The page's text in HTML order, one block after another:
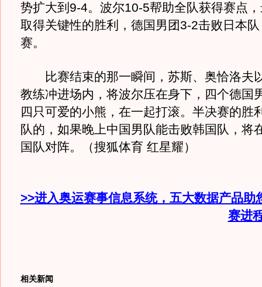
势扩大到9-4。波尔10-5帮助全队获得赛点
取得关键性的胜利，德国男团3-2击败日本
赛。
比赛结束的那一瞬间，苏斯、奥恰洛夫
教练冲进场内，将波尔压在身下，四个德国
四只可爱的小熊，在一起打滚。半决赛的胜
队的，如果晚上中国男队能击败韩国队，将
国队对阵。（搜狐体育 红星耀）
>>进入奥运赛事信息系统，五大数据产品助
赛进
相关新闻